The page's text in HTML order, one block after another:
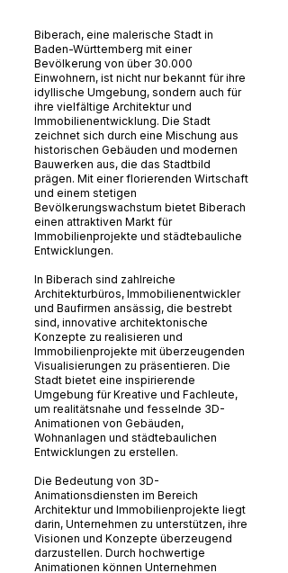
Biberach, eine malerische Stadt in
Baden-Württemberg mit einer
Bevölkerung von über 30.000
Einwohnern, ist nicht nur bekannt für ihre
idyllische Umgebung, sondern auch für
ihre vielfältige Architektur und
Immobilienentwicklung. Die Stadt
zeichnet sich durch eine Mischung aus
historischen Gebäuden und modernen
Bauwerken aus, die das Stadtbild
prägen. Mit einer florierenden Wirtschaft
und einem stetigen
Bevölkerungswachstum bietet Biberach
einen attraktiven Markt für
Immobilienprojekte und städtebauliche
Entwicklungen.
In Biberach sind zahlreiche
Architekturbüros, Immobilienentwickler
und Baufirmen ansässig, die bestrebt
sind, innovative architektonische
Konzepte zu realisieren und
Immobilienprojekte mit überzeugenden
Visualisierungen zu präsentieren. Die
Stadt bietet eine inspirierende
Umgebung für Kreative und Fachleute,
um realitätsnahe und fesselnde 3D-
Animationen von Gebäuden,
Wohnanlagen und städtebaulichen
Entwicklungen zu erstellen.
Die Bedeutung von 3D-
Animationsdiensten im Bereich
Architektur und Immobilienprojekte liegt
darin, Unternehmen zu unterstützen, ihre
Visionen und Konzepte überzeugend
darzustellen. Durch hochwertige
Animationen können Unternehmen